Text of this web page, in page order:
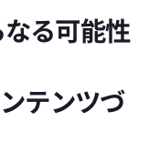
る可能性
テンツづ